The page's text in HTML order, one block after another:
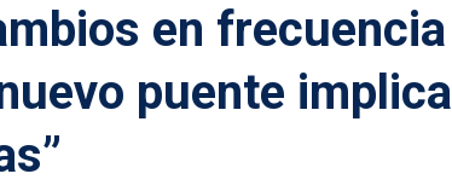
en frecuencia
puente implica